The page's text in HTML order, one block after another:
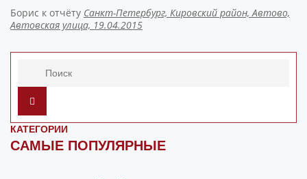
Борис к отчёту Санкт-Петербург, Кировский район, Автово,
Автовская улица, 19.04.2015
КАТЕГОРИИ
САМЫЕ ПОПУЛЯРНЫЕ